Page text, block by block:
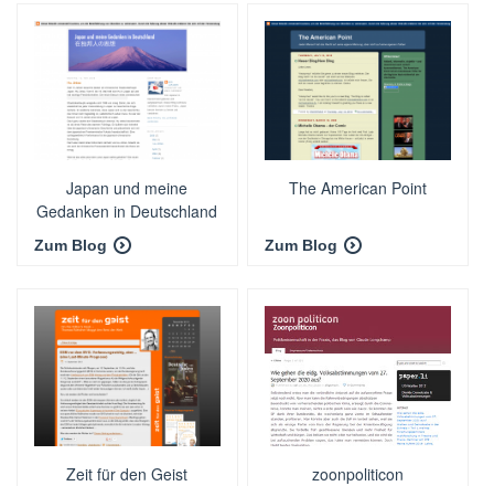
Japan und meine
Gedanken in Deutschland
Zum Blog
The American Point
Zum Blog
Zeit für den Geist zoonpoliticon